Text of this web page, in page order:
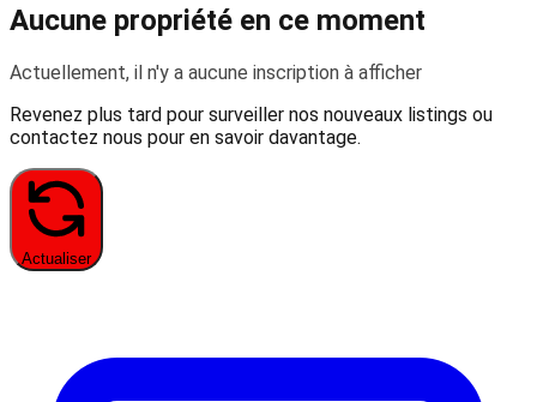
Aucune propriété en ce moment
Actuellement, il n'y a aucune inscription à afficher
Revenez plus tard pour surveiller nos nouveaux listings ou
contactez nous pour en savoir davantage.
Actualiser